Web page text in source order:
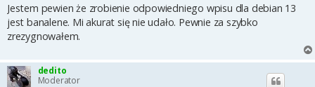
Jestem pewien że zrobienie odpowiedniego wpisu dla debian 13
jest banalene. Mi akurat się nie udało. Pewnie za szybko
zrezygnowałem.
dedito
Moderator